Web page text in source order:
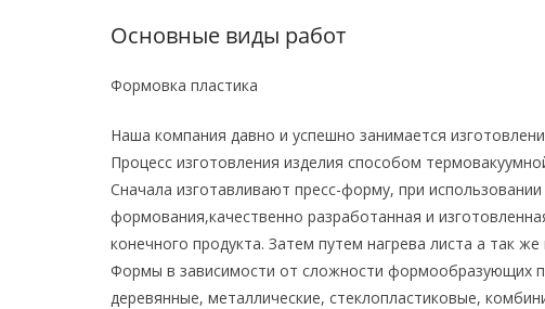
Основные виды работ
Формовка пластика
Наша компания давно и успешно занимается
Процесс изготовления изделия способом
Сначала изготавливают пресс-форму, при
формования,качественно разработанная и
конечного продукта. Затем путем нагрева листа а так
Формы в зависимости от сложности формообразующих
деревянные, металлические, стеклопластиковые,